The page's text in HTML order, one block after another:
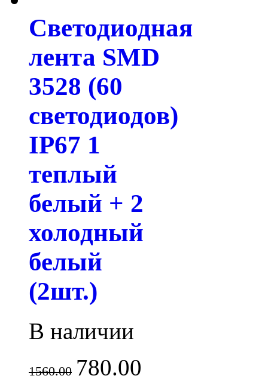
Светодиодная
лента SMD
3528 (60
светодиодов)
IP67 1
теплый
белый + 2
холодный
белый
(2шт.)
В наличии
1560.00 780.00